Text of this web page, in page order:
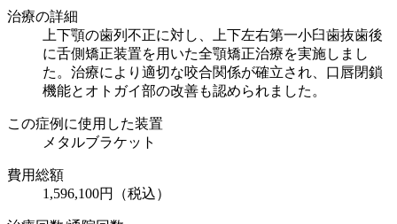
治療の詳細
上下顎の歯列不正に対し、上下左右第一小臼歯抜歯後
に舌側矯正装置を用いた全顎矯正治療を実施しまし
た。治療により適切な咬合関係が確立され、口唇閉鎖
機能とオトガイ部の改善も認められました。
この症例に使用した装置
メタルブラケット
費用総額
1,596,100円（税込）